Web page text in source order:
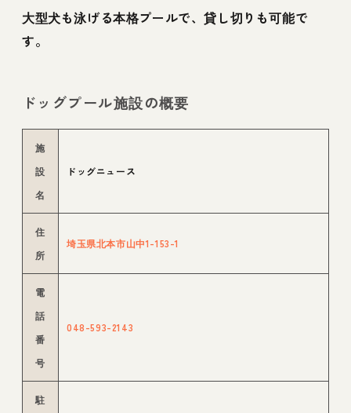
大型犬も泳げる本格プールで、貸し切りも可能で
す。
ドッグプール施設の概要
施
設
名
ドッグニュース
住
所
埼玉県北本市山中1-153-1
電
話
番
号
048-593-2143
駐